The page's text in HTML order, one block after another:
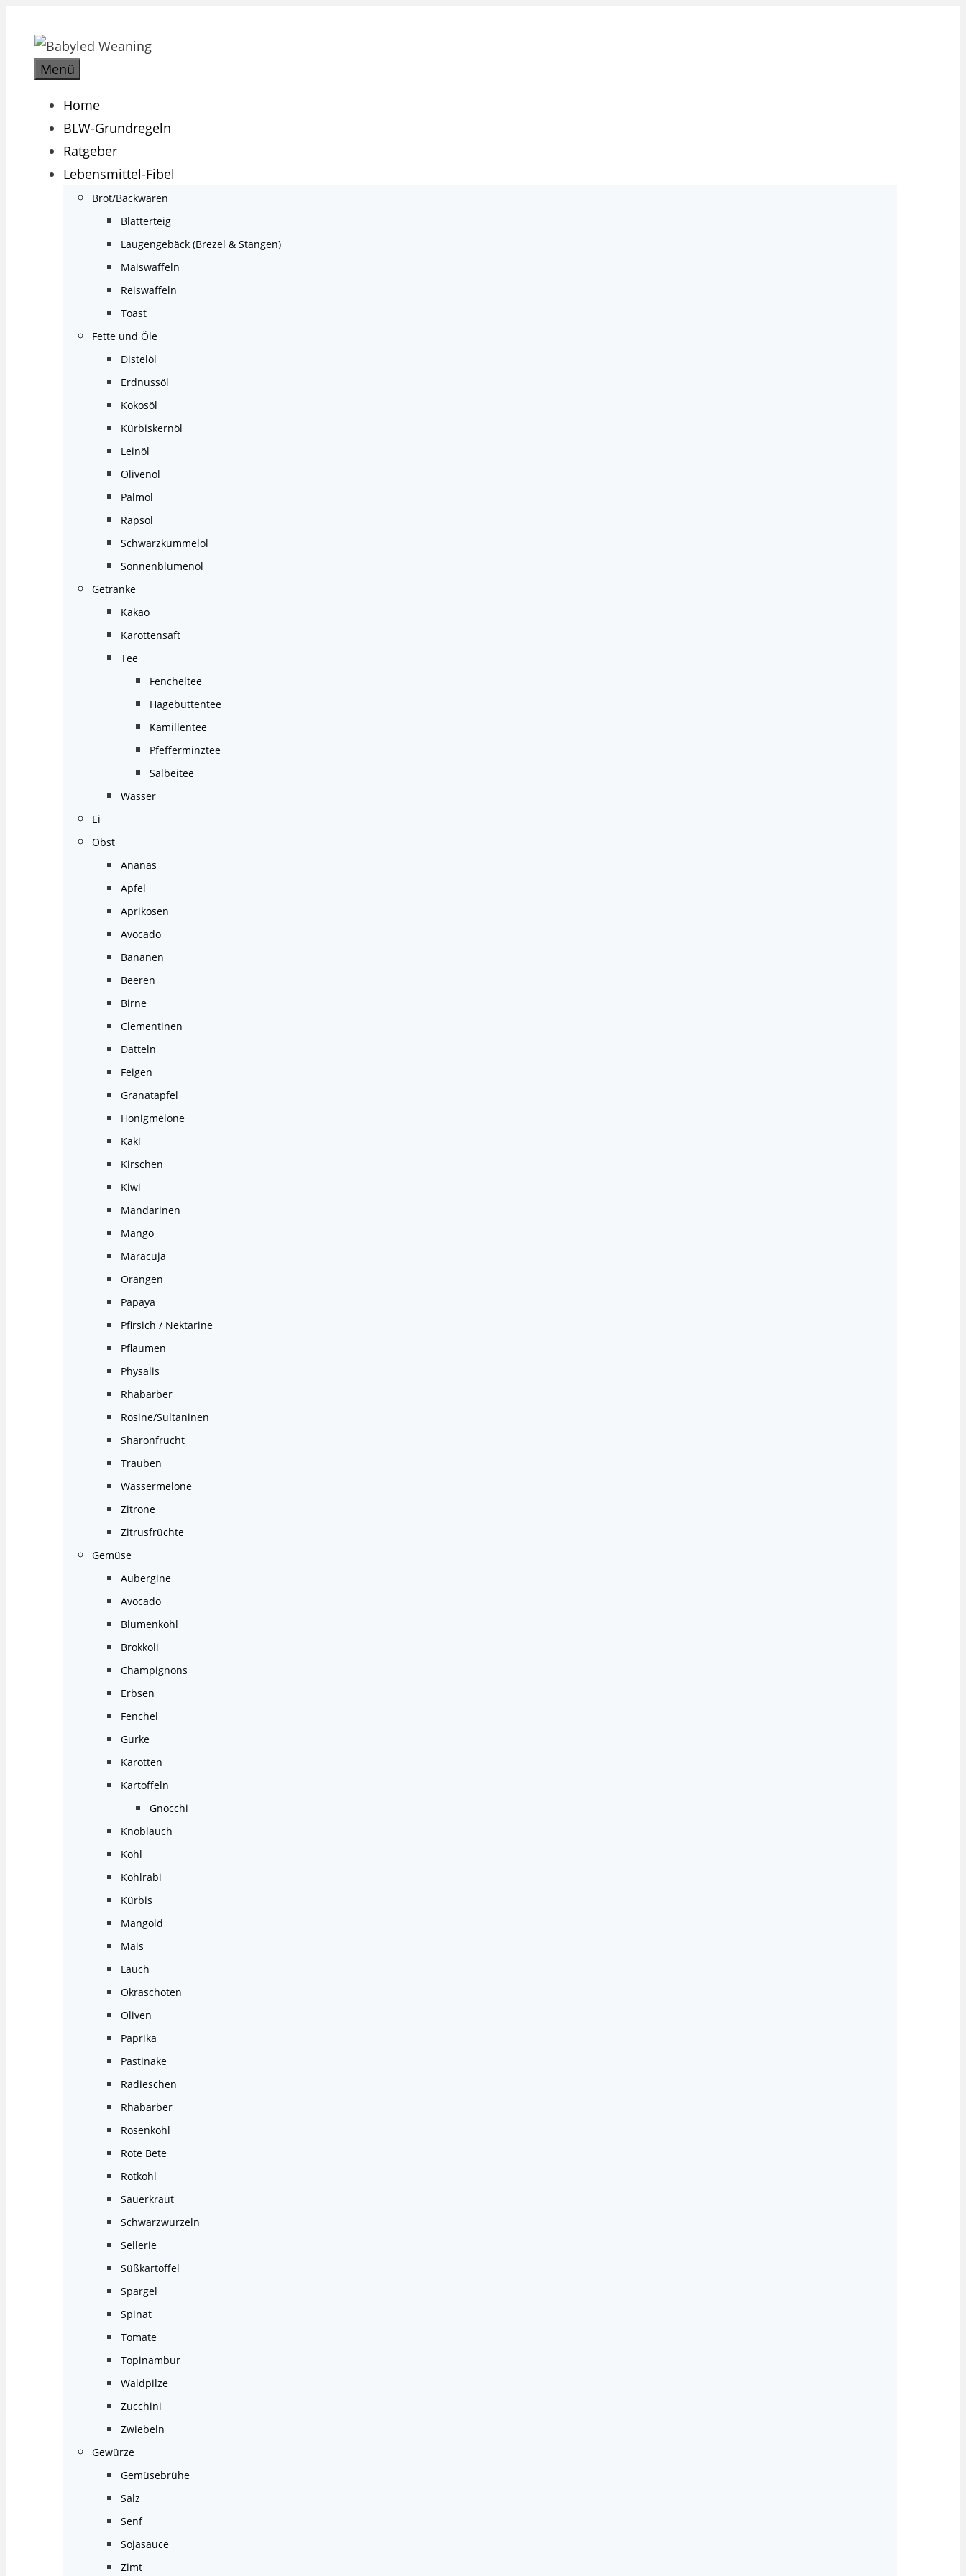
Inhalt
springenMenü
Home
BLW-Grundregeln
Ratgeber
Lebensmittel-Fibel
Brot/Backwaren
Blätterteig
Laugengebäck (Brezel & Stangen)
Maiswaffeln
Reiswaffeln
Toast
Fette und Öle
Distelöl
Erdnussöl
Kokosöl
Kürbiskernöl
Leinöl
Olivenöl
Palmöl
Rapsöl
Schwarzkümmelöl
Sonnenblumenöl
Getränke
Kakao
Karottensaft
Tee
Fencheltee
Hagebuttentee
Kamillentee
Pfefferminztee
Salbeitee
Wasser
Ei
Obst
Ananas
Apfel
Aprikosen
Avocado
Bananen
Beeren
Birne
Clementinen
Datteln
Feigen
Granatapfel
Honigmelone
Kaki
Kirschen
Kiwi
Mandarinen
Mango
Maracuja
Orangen
Papaya
Pfirsich / Nektarine
Pflaumen
Physalis
Rhabarber
Rosine/Sultaninen
Sharonfrucht
Trauben
Wassermelone
Zitrone
Zitrusfrüchte
Gemüse
Aubergine
Avocado
Blumenkohl
Brokkoli
Champignons
Erbsen
Fenchel
Gurke
Karotten
Kartoffeln
Gnocchi
Knoblauch
Kohl
Kohlrabi
Kürbis
Mangold
Mais
Lauch
Okraschoten
Oliven
Paprika
Pastinake
Radieschen
Rhabarber
Rosenkohl
Rote Bete
Rotkohl
Sauerkraut
Schwarzwurzeln
Sellerie
Süßkartoffel
Spargel
Spinat
Tomate
Topinambur
Waldpilze
Zucchini
Zwiebeln
Gewürze
Gemüsebrühe
Salz
Senf
Sojasauce
Zimt